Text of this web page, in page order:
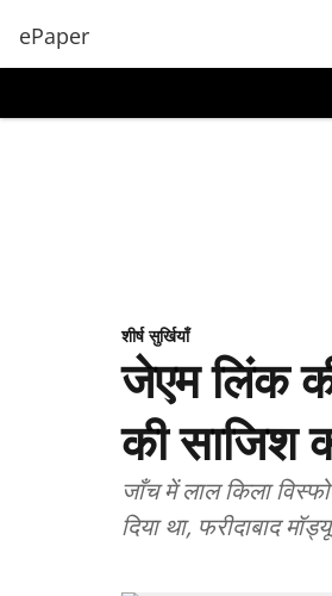
ePaper
शीर्ष सुर्खियाँ
जेएम लिंक
की साजिश
जाँच में लाल किला
दिया था, फरीदाबाद